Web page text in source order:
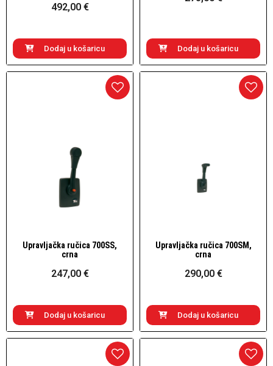
492,00 €
Dodaj u košaricu Dodaj u košaricu
Brzi pogled
Upravljačka ručica 700SS,
crna
247,00 €
Dodaj u košaricu
Brzi pogled
Upravljačka ručica 700SM,
crna
290,00 €
Dodaj u košaricu